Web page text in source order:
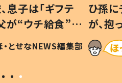
息子は「ギフテ
が“ウチ給食”を
とは #令和の親
・とせなNEWS編集部
ひ孫
が、
「涙が
い」